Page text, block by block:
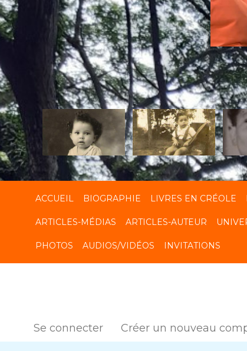
ACCUEIL BIOGRAPHIE LIVRES EN CRÉOLE
ARTICLES-MÉDIAS ARTICLES-AUTEUR
PHOTOS AUDIOS/VIDÉOS INVITATIONS
Se connecter Créer un nouveau